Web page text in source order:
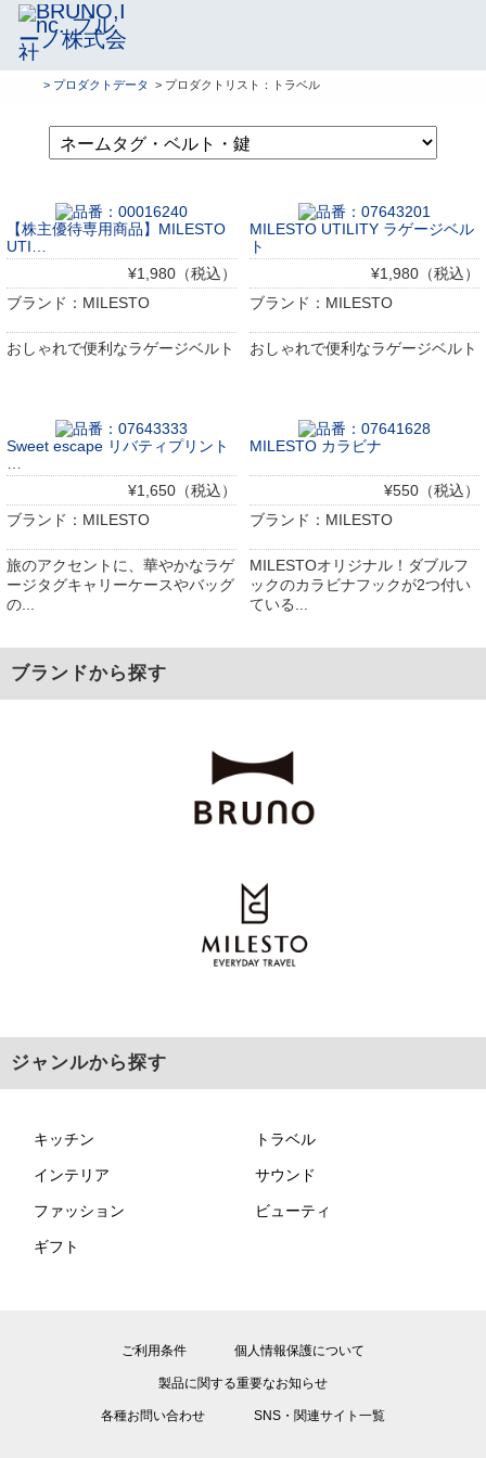
> プロダクトデータ > プロダクトリスト：トラベル
【株主優待専用商品】MILESTO
UTI…
¥1,980（税込）
ブランド：MILESTO
おしゃれで便利なラゲージベルト
MILESTO UTILITY ラゲージベル
ト
¥1,980（税込）
ブランド：MILESTO
おしゃれで便利なラゲージベルト
Sweet escape リバティプリント
¥1,650（税込）
ブランド：MILESTO
旅のアクセントに、華やかなラゲ
ージタグキャリーケースやバッグ
の...
MILESTO カラビナ
¥550（税込）
ブランド：MILESTO
MILESTOオリジナル！ダブルフ
ックのカラビナフックが2つ付い
ている...
ブランドから探す
ジャンルから探す
キッチン トラベル
インテリア サウンド
ファッション ビューティ
ギフト
ご利用条件 個人情報保護について
製品に関する重要なお知らせ
各種お問い合わせ SNS・関連サイト一覧